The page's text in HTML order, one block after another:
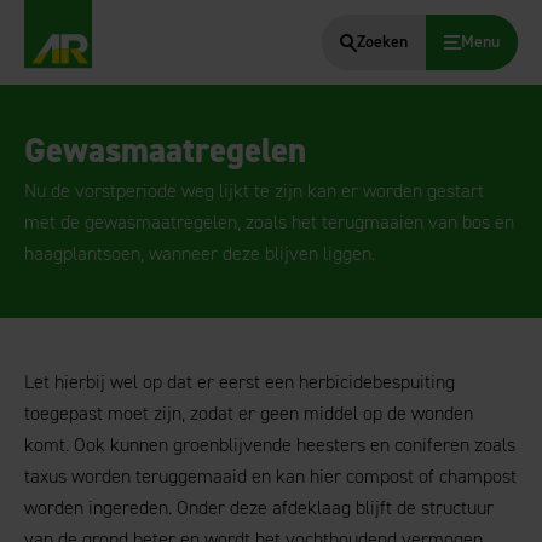
AgruniekRijnvallei
Zoeken Menu
Gewasmaatregelen
Nu de vorstperiode weg lijkt te zijn kan er worden gestart
met de gewasmaatregelen, zoals het terugmaaien van bos en
haagplantsoen, wanneer deze blijven liggen.
Let hierbij wel op dat er eerst een herbicidebespuiting
toegepast moet zijn, zodat er geen middel op de wonden
komt. Ook kunnen groenblijvende heesters en coniferen zoals
taxus worden teruggemaaid en kan hier compost of champost
worden ingereden. Onder deze afdeklaag blijft de structuur